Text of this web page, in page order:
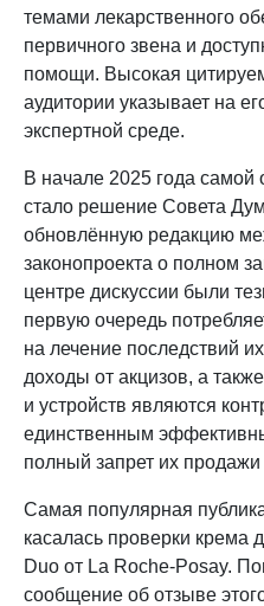
темами лекарственного
первичного звена и
помощи. Высокая
аудитории указывает на
экспертной среде.
В начале 2025 года
стало решение Совета
обновлённую редакцию
законопроекта о полном
центре дискуссии были
первую очередь
на лечение последствий
доходы от акцизов, а
и устройств являются
единственным
полный запрет их продажи
Самая популярная
касалась проверки крема
Duo от La Roche-Posay.
сообщение об отзыве